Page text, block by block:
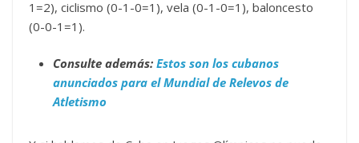
1=2), ciclismo (0-1-0=1), vela (0-1-0=1), baloncesto
(0-0-1=1).
Consulte además: Estos son los cubanos
anunciados para el Mundial de Relevos de
Atletismo